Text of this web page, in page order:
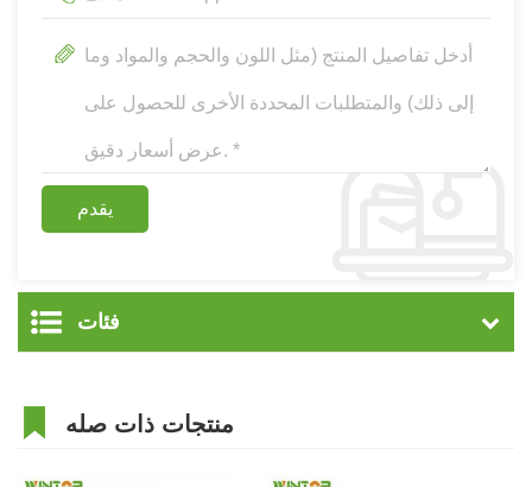
فئات
منتجات ذات صله